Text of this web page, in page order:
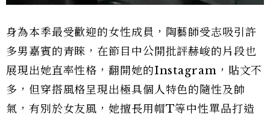
身為本季最受歡迎的女性成員，陶藝師受志吸引許
多男嘉賓的青睞，在節目中公開批評赫峻的片段也
展現出她直率性格，翻開她的Instagram，貼文不
多，但穿搭風格呈現出極具個人特色的隨性及帥
氣，有別於女友風，她擅長用帽T等中性單品打造